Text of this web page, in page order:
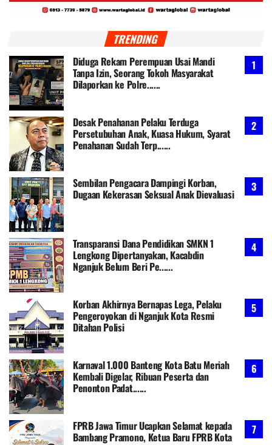
TRENDING
Diduga Rekam Perempuan Usai Mandi
Tanpa Izin, Seorang Tokoh Masyarakat
Dilaporkan ke Polre......
Desak Penahanan Pelaku Terduga
Persetubuhan Anak, Kuasa Hukum, Syarat
Penahanan Sudah Terp......
Sembilan Pengacara Dampingi Korban,
Dugaan Kekerasan Seksual Anak Dievaluasi
Transparansi Dana Pendidikan SMKN 1
Lengkong Dipertanyakan, Kacabdin
Nganjuk Belum Beri Pe......
Korban Akhirnya Bernapas Lega, Pelaku
Pengeroyokan di Nganjuk Kota Resmi
Ditahan Polisi
Karnaval 1.000 Banteng Kota Batu Meriah
Kembali Digelar, Ribuan Peserta dan
Penonton Padat......
FPRB Jawa Timur Ucapkan Selamat kepada
Bambang Pramono, Ketua Baru FPRB Kota